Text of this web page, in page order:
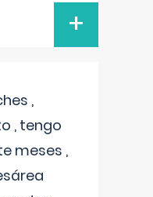
+
,
, tengo
meses ,